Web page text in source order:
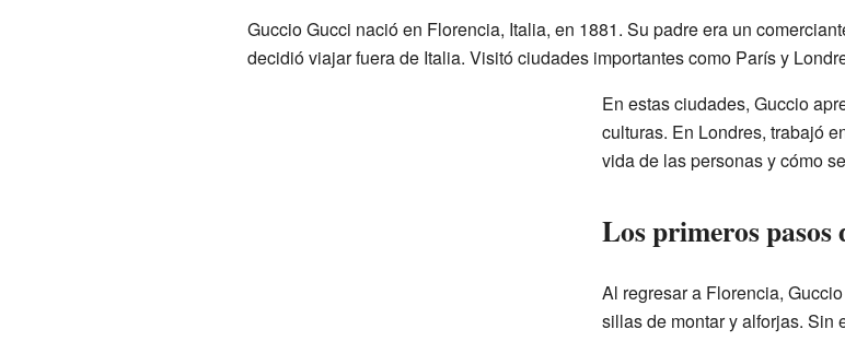
Guccio Gucci nació en Florencia, Italia, en 1881. Su padre era un
decidió viajar fuera de Italia. Visitó ciudades importantes como París y
En estas ciudades, Guccio
culturas. En Londres, trabajó
vida de las personas y cómo
Los primeros pasos
Al regresar a Florencia,
sillas de montar y alforjas. Sin